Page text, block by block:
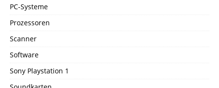
PC-Systeme
Prozessoren
Scanner
Software
Sony Playstation 1